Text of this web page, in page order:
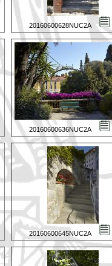
20160600628NUC2A
20160600636NUC2A
20160600645NUC2A